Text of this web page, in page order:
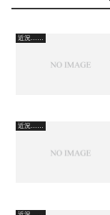
近況……
近況……